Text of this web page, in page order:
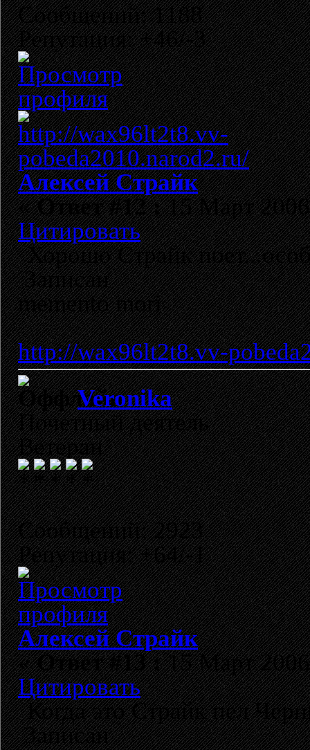
Сообщений: 1188
Репутация: +46/-3
Алексей Страйк
«Ответ #12 :15 Март
Цитировать
Хорошо Страйк
Записан
memento mori
http://wax96lt2t8.vv-
Veronika
Почетный деятель
Ветеран
Сообщений: 2923
Репутация: +64/-1
Алексей Страйк
«Ответ #13 :15 Март
Цитировать
Когда это Страйк пел
Записан